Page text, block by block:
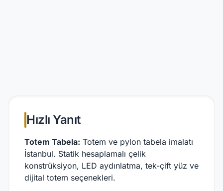
Hızlı Yanıt
Totem Tabela: Totem ve pylon tabela imalatı
İstanbul. Statik hesaplamalı çelik
konstrüksiyon, LED aydınlatma, tek-çift yüz ve
dijital totem seçenekleri.